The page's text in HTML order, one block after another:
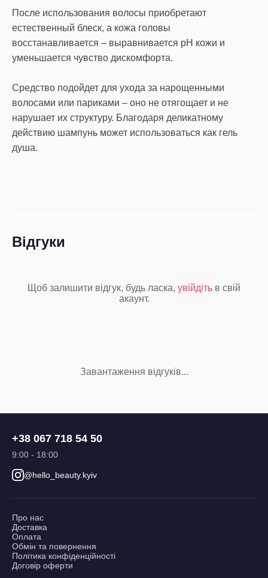
После использования волосы приобретают
естественный блеск, а кожа головы
восстанавливается – выравнивается pH кожи и
уменьшается чувство дискомфорта.
Средство подойдет для ухода за нарощенными
волосами или париками – оно не отягощает и не
нарушает их структуру. Благодаря деликатному
действию шампунь может использоваться как гель
душа.
Відгуки
Щоб залишити відгук, будь ласка, увійдіть в свій
акаунт.
Завантаження відгуків...
+38 067 718 54 50
9:00 - 18:00
@hello_beauty.kyiv
Про нас
Доставка
Оплата
Обмін та повернення
Політика конфіденційності
Договір оферти